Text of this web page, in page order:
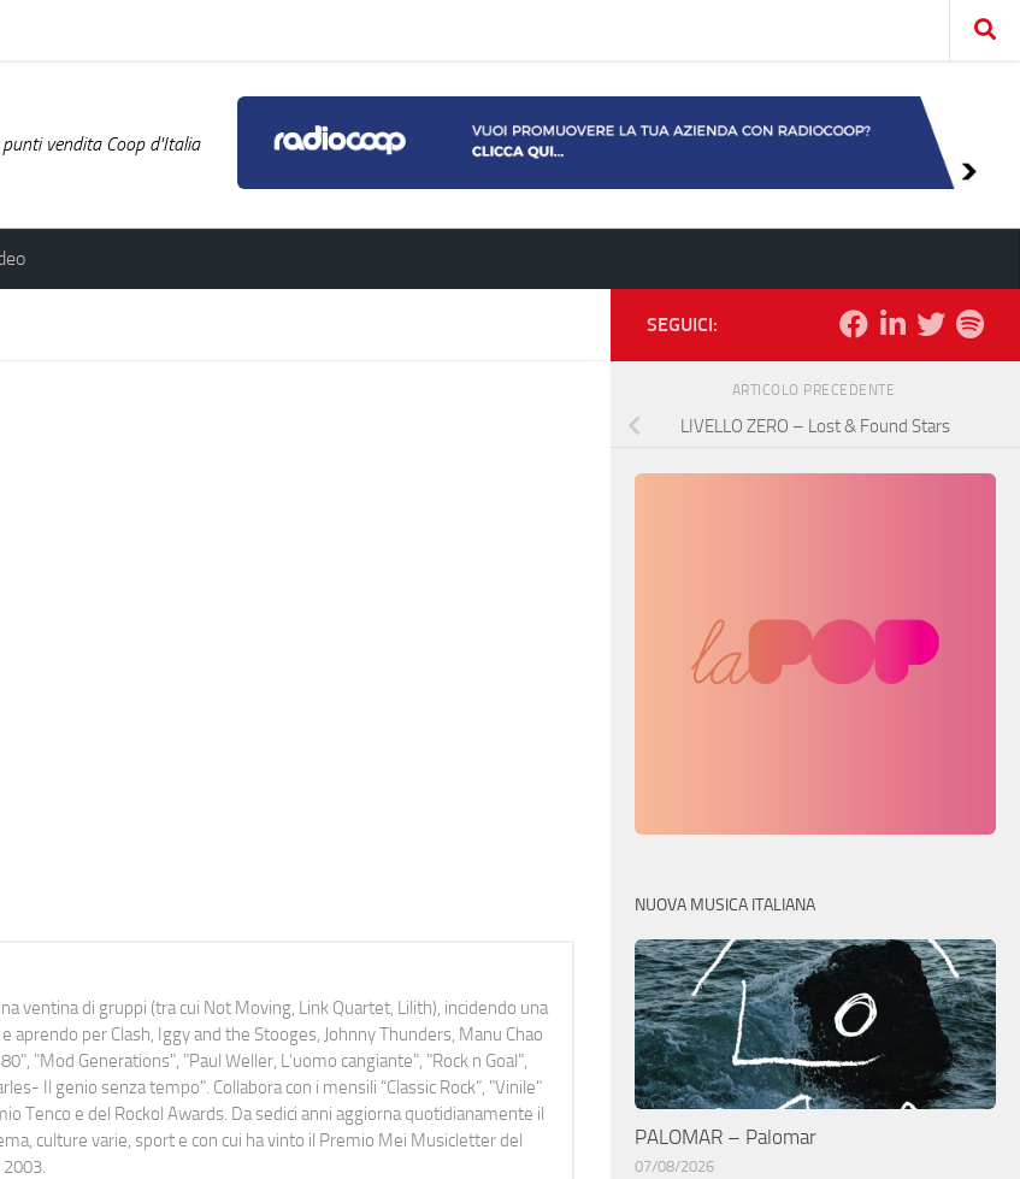
vendita Coop d'Italia
ventina di gruppi (tra cui Not Moving, Link Quartet, Lilith), incidendo una
aprendo per Clash, Iggy and the Stooges, Johnny Thunders, Manu Chao
"Mod Generations", "Paul Weller, L’uomo cangiante", "Rock n Goal",
Il genio senza tempo". Collabora con i mensili “Classic Rock”, "Vinile"
Tenco e del Rockol Awards. Da sedici anni aggiorna quotidianamente il
culture varie, sport e con cui ha vinto il Premio Mei Musicletter del
SEGUICI:
ARTICOLO PRECEDENTE
LIVELLO ZERO – Lost & Found Stars
NUOVA MUSICA ITALIANA
PALOMAR – Palomar
07/08/2026